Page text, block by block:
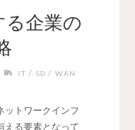
企業の
IT / SD / WAN
ットワークインフ
える要素となって